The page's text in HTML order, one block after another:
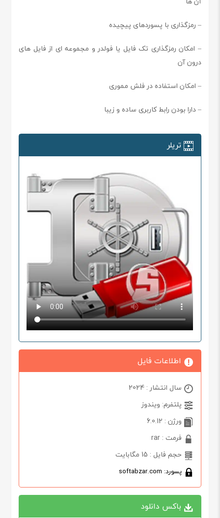
– رمزگذاری با پسوردهای پیچیده
– امکان رمزگذاری تک فایل یا فولدر و مجموعه ای از فایل های
درون آن
– امکان استفاده در فلش مموری
– دارا بودن رابط کاربری ساده و زیبا
تریلر
اطلاعات فایل
سال انتشار : 2024
پلتفرم: ویندوز
ورژن : 6.0.12
فرمت : rar
حجم فایل : 15 مگابایت
پسورد: softabzar.com
باکس دانلود